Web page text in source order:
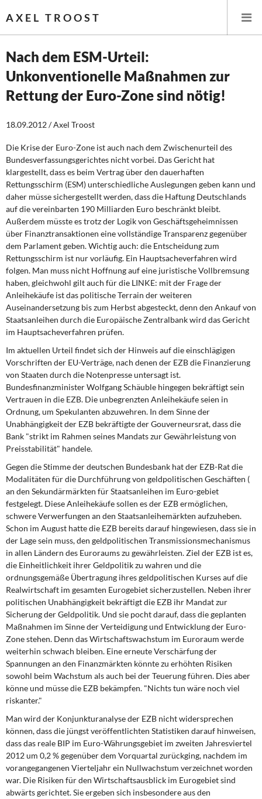
AXEL TROOST
Startseite
Wirtschaftspolitik
Steuer- und Finanzpolitik
Öffentliche Infrastruktur und Daseinsvorsorge
Eurokrise und Griechenland
DIE LINKE
Weitere Themen
Memo-Gruppe
Institut Solidarische Moderne
Rosa-Luxemburg-Stiftung
Über mich
Kontakt
Nach dem ESM-Urteil:
Unkonventionelle Maßnahmen zur
Rettung der Euro-Zone sind nötig!
18.09.2012 / Axel Troost
Die Krise der Euro-Zone ist auch nach dem Zwischenurteil des
Bundesverfassungsgerichtes nicht vorbei. Das Gericht hat
klargestellt, dass es beim Vertrag über den dauerhaften
Rettungsschirm (ESM) unterschiedliche Auslegungen geben kann und
daher müsse sichergestellt werden, dass die Haftung Deutschlands
auf die vereinbarten 190 Milliarden Euro beschränkt bleibt.
Außerdem müsste es trotz der Logik von Geschäftsgeheimnissen
über Finanztransaktionen eine vollständige Transparenz gegenüber
dem Parlament geben. Wichtig auch: die Entscheidung zum
Rettungsschirm ist nur vorläufig. Ein Hauptsacheverfahren wird
folgen. Man muss nicht Hoffnung auf eine juristische Vollbremsung
haben, gleichwohl gilt auch für die LINKE: mit der Frage der
Anleihekäufe ist das politische Terrain der weiteren
Auseinandersetzung bis zum Herbst abgesteckt, denn den Ankauf von
Staatsanleihen durch die Europäische Zentralbank wird das Gericht
im Hauptsacheverfahren prüfen.
Im aktuellen Urteil findet sich der Hinweis auf die einschlägigen
Vorschriften der EU-Verträge, nach denen der EZB die Finanzierung
von Staaten durch die Notenpresse untersagt ist.
Bundesfinanzminister Wolfgang Schäuble hingegen bekräftigt sein
Vertrauen in die EZB. Die unbegrenzten Anleihekäufe seien in
Ordnung, um Spekulanten abzuwehren. In dem Sinne der
Unabhängigkeit der EZB bekräftigte der Gouverneursrat, dass die
Bank "strikt im Rahmen seines Mandats zur Gewährleistung von
Preisstabilität" handele.
Gegen die Stimme der deutschen Bundesbank hat der EZB-Rat die
Modalitäten für die Durchführung von geldpolitischen Geschäften (
an den Sekundärmärkten für Staatsanleihen im Euro-gebiet
festgelegt. Diese Anleihekäufe sollen es der EZB ermöglichen,
schwere Verwerfungen an den Staatsanleihemärkten aufzuheben.
Schon im August hatte die EZB bereits darauf hingewiesen, dass sie in
der Lage sein muss, den geldpolitischen Transmissionsmechanismus
in allen Ländern des Euroraums zu gewährleisten. Ziel der EZB ist es,
die Einheitlichkeit ihrer Geldpolitik zu wahren und die
ordnungsgemäße Übertragung ihres geldpolitischen Kurses auf die
Realwirtschaft im gesamten Eurogebiet sicherzustellen. Neben ihrer
politischen Unabhängigkeit bekräftigt die EZB ihr Mandat zur
Sicherung der Geldpolitik. Und sie pocht darauf, dass die geplanten
Maßnahmen im Sinne der Verteidigung und Entwicklung der Euro-
Zone stehen. Denn das Wirtschaftswachstum im Euroraum werde
weiterhin schwach bleiben. Eine erneute Verschärfung der
Spannungen an den Finanzmärkten könnte zu erhöhten Risiken
sowohl beim Wachstum als auch bei der Teuerung führen. Dies aber
könne und müsse die EZB bekämpfen. "Nichts tun wäre noch viel
riskanter."
Man wird der Konjunkturanalyse der EZB nicht widersprechen
können, dass die jüngst veröffentlichten Statistiken darauf hinweisen,
dass das reale BIP im Euro-Währungsgebiet im zweiten Jahresviertel
2012 um 0,2 % gegenüber dem Vorquartal zurückging, nachdem im
vorangegangenen Vierteljahr ein Nullwachstum verzeichnet worden
war. Die Risiken für den Wirtschaftsausblick im Eurogebiet sind
abwärts gerichtet. Sie ergeben sich insbesondere aus den